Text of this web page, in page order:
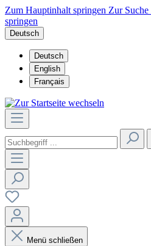
Zum Hauptinhalt springen Zur Suche
springen
Deutsch
Deutsch
English
Français
Menü schließen